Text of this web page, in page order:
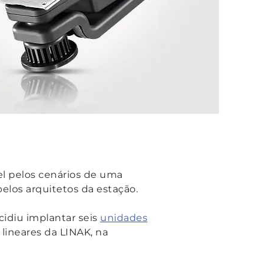
pelos cenários de uma
arquitetos da estação.
implantar seis unidades
da LINAK, na